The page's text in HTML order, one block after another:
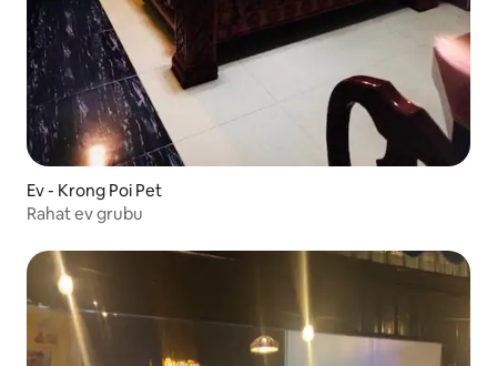
Ev - Krong Poi Pet
Rahat ev grubu